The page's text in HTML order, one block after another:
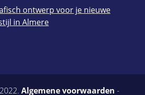
ontwerp voor je nieuwe
in Almere
Algemene voorwaarden -